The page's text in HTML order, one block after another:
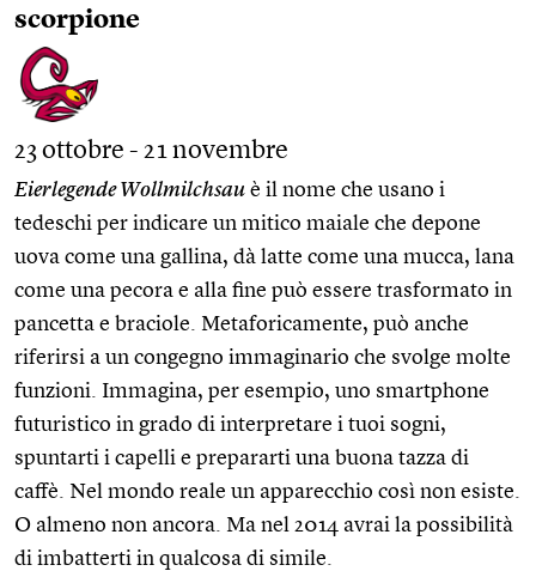
scorpione
23 ottobre - 21 novembre
Eierlegende Wollmilchsau è il nome che usano i
tedeschi per indicare un mitico maiale che depone
uova come una gallina, dà latte come una mucca, lana
come una pecora e alla fine può essere trasformato in
pancetta e braciole. Metaforicamente, può anche
riferirsi a un congegno immaginario che svolge molte
funzioni. Immagina, per esempio, uno smartphone
futuristico in grado di interpretare i tuoi sogni,
spuntarti i capelli e prepararti una buona tazza di
caffè. Nel mondo reale un apparecchio così non esiste.
O almeno non ancora. Ma nel 2014 avrai la possibilità
di imbatterti in qualcosa di simile.